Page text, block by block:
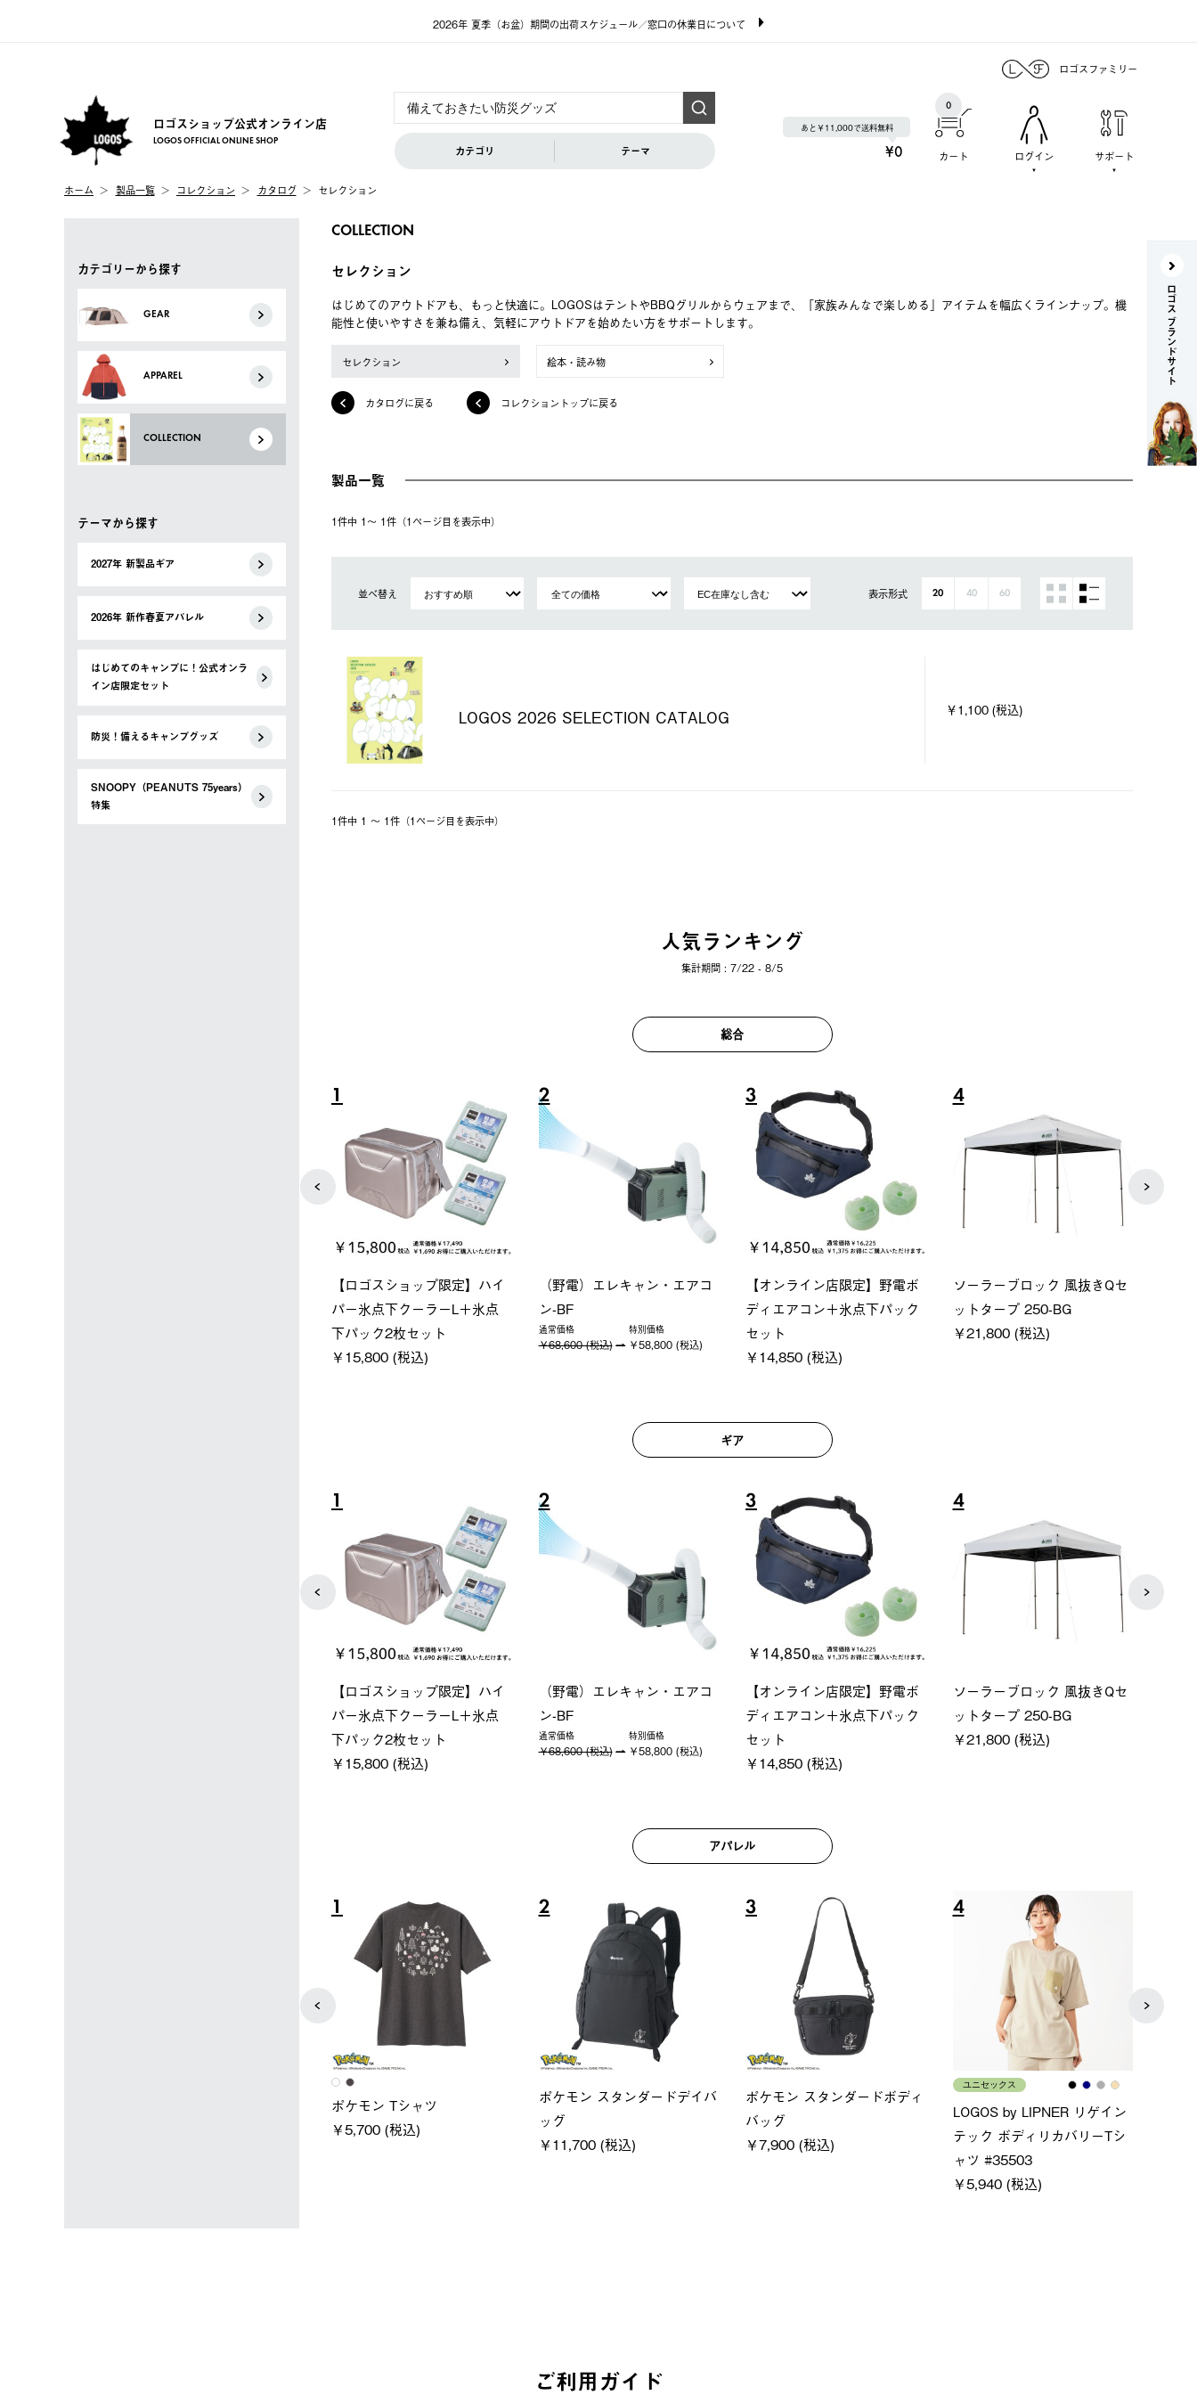
2026年 夏季（お盆）期間の出荷スケジュール／窓口の休業日について
ロゴスファミリー
ロゴスショップ公式オンライン店
LOGOS OFFICIAL ONLINE SHOP
カテゴリ テーマ
あと￥11,000で送料無料
¥0 カート
0
ログイン サポート
ホーム 製品一覧 コレクション カタログ セレクション
カテゴリーから探す
GEAR
APPAREL
COLLECTION
テーマから探す
2027年 新製品ギア
2026年 新作春夏アパレル
はじめてのキャンプに！公式オンラ
イン店限定セット
防災！備えるキャンプグッズ
SNOOPY（PEANUTS 75years）
特集
COLLECTION
セレクション
はじめてのアウトドアも、もっと快適に。LOGOSはテントやBBQグリルからウェアまで、「家族みんなで楽しめる」アイテムを幅広くラインナップ。機
能性と使いやすさを兼ね備え、気軽にアウトドアを始めたい方をサポートします。
セレクション 絵本・読み物
カタログに戻る コレクショントップに戻る
製品一覧
1件中 1〜 1件（1ページ⽬を表⽰中）
並べ替え 表示形式 20 40 60
LOGOS 2026 SELECTION CATALOG ￥1,100 (税込)
1件中 1 〜 1件（1ページ⽬を表⽰中）
人気ランキング
集計期間 : 7/22 - 8/5
総合
5
ポケモン Tシャツ
￥5,700 (税込)
6
グランベーシック スペースベ
ース・オクタゴン-BJ
￥209,000 (税込)
7
LOGOS ペルチェクールベス
ト
￥22,000 (税込)
8
Q-TOP ソーラーサンドブロッ
クサンシェード-BF
￥16,800 (税込)
ギア
5
グランベーシック スペースベ
ース・オクタゴン-BJ
￥209,000 (税込)
6
LOGOS ペルチェクールベス
ト
￥22,000 (税込)
7
Q-TOP ソーラーサンドブロッ
クサンシェード-BF
￥16,800 (税込)
8
ソーラーブロック 風抜きQセ
ットタープ 200-BG
￥18,800 (税込)
アパレル
5
レディース
ノーメイクフーディ
￥5,940 (税込)
6
LOGOS by LIPNER リゲイン
テック ボディリカバリーショ
ーツ #35504
7
LOGOS×FOOTMARK RAKU
SACK
￥21,780 (税込)
8
ポケモン ポケットハット
￥6,400 (税込)
ご利用ガイド
ロゴス ブランドサイト